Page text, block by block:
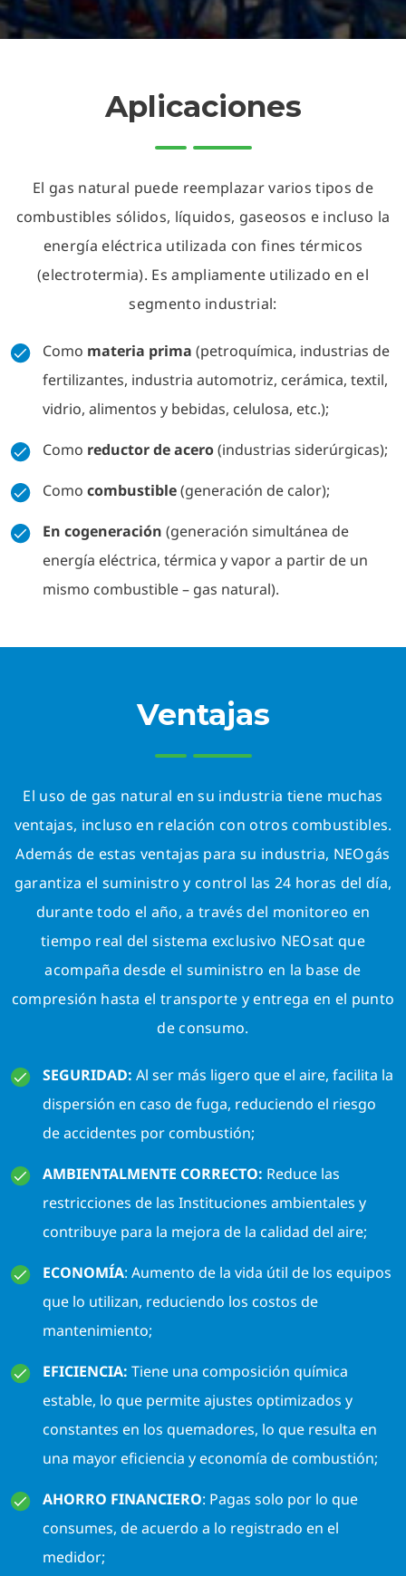
Aplicaciones
El gas natural puede reemplazar varios tipos de
combustibles sólidos, líquidos, gaseosos e incluso la
energía eléctrica utilizada con fines térmicos
(electrotermia). Es ampliamente utilizado en el
segmento industrial:
Como materia prima (petroquímica, industrias de
fertilizantes, industria automotriz, cerámica, textil,
vidrio, alimentos y bebidas, celulosa, etc.);
Como reductor de acero(industrias siderúrgicas);
Como combustible(generación de calor);
En cogeneración (generación simultánea de
energía eléctrica, térmica y vapor a partir de un
mismo combustible – gas natural).
Ventajas
El uso de gas natural en su industria tiene muchas
ventajas, incluso en relación con otros combustibles.
Además de estas ventajas para su industria, NEOgás
garantiza el suministro y control las 24 horas del día,
durante todo el año, a través del monitoreo en
tiempo real del sistema exclusivo NEOsat que
acompaña desde el suministro en la base de
compresión hasta el transporte y entrega en el punto
de consumo.
SEGURIDAD: Al ser más ligero que el aire, facilita la
dispersión en caso de fuga, reduciendo el riesgo
de accidentes por combustión;
AMBIENTALMENTE CORRECTO: Reduce las
restricciones de las Instituciones ambientales y
contribuye para la mejora de la calidad del aire;
ECONOMÍA: Aumento de la vida útil de los equipos
que lo utilizan, reduciendo los costos de
mantenimiento;
EFICIENCIA: Tiene una composición química
estable, lo que permite ajustes optimizados y
constantes en los quemadores, lo que resulta en
una mayor eficiencia y economía de combustión;
AHORRO FINANCIERO: Pagas solo por lo que
consumes, de acuerdo a lo registrado en el
medidor;